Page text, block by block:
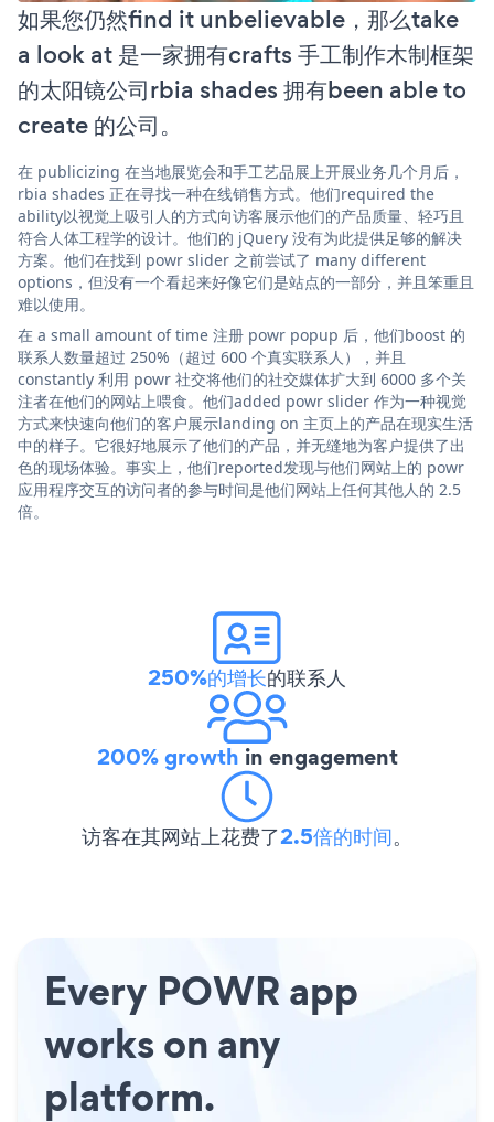
如果您仍然find it unbelievable，那么take
a look at 是一家拥有crafts 手工制作木制框架
的太阳镜公司rbia shades 拥有been able to
create 的公司。
在 publicizing 在当地展览会和手工艺品展上开展业务几个月后，
rbia shades 正在寻找一种在线销售方式。他们required the
ability以视觉上吸引人的方式向访客展示他们的产品质量、轻巧且
符合人体工程学的设计。他们的 jQuery 没有为此提供足够的解决
方案。他们在找到 powr slider 之前尝试了 many different
options，但没有一个看起来好像它们是站点的一部分，并且笨重且
难以使用。
在 a small amount of time 注册 powr popup 后，他们boost 的
联系人数量超过 250%（超过 600 个真实联系人），并且
constantly 利用 powr 社交将他们的社交媒体扩大到 6000 多个关
注者在他们的网站上喂食。他们added powr slider 作为一种视觉
方式来快速向他们的客户展示landing on 主页上的产品在现实生活
中的样子。它很好地展示了他们的产品，并无缝地为客户提供了出
色的现场体验。事实上，他们reported发现与他们网站上的 powr
应用程序交互的访问者的参与时间是他们网站上任何其他人的 2.5
倍。
250%的增长的联系人
200% growth in engagement
访客在其网站上花费了2.5倍的时间。
Every POWR app
works on any
platform.